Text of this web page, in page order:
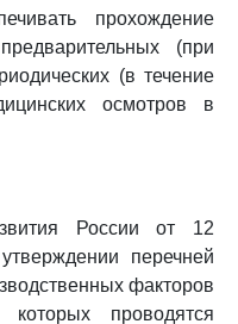
прохождение
(при
(в течение
осмотров в
России от 12
перечней
факторов
проводятся